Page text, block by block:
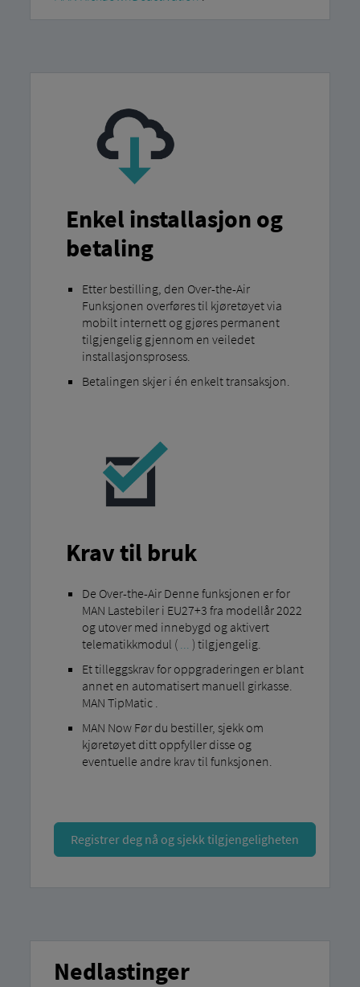
Enkel installasjon og
betaling
Etter bestilling, den Over-the-Air
Funksjonen overføres til kjøretøyet via
mobilt internett og gjøres permanent
tilgjengelig gjennom en veiledet
installasjonsprosess.
Betalingen skjer i én enkelt transaksjon.
Krav til bruk
De Over-the-Air Denne funksjonen er for
MAN Lastebiler i EU27+3 fra modellår 2022
og utover med innebygd og aktivert
telematikkmodul (
) tilgjengelig.
Et tilleggskrav for oppgraderingen er blant
annet en automatisert manuell girkasse.
MAN TipMatic .
MAN Now Før du bestiller, sjekk om
kjøretøyet ditt oppfyller disse og
eventuelle andre krav til funksjonen.
Registrer deg nå og sjekk tilgjengeligheten
Nedlastinger